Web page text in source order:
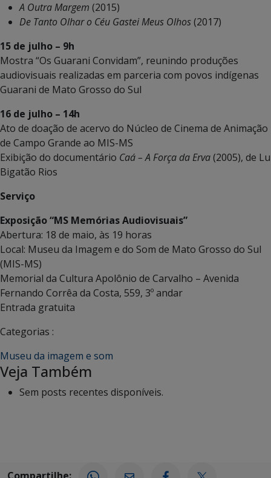
A Outra Margem (2015)
De Tanto Olhar o Céu Gastei Meus Olhos(2017)
15 de julho – 9h
Mostra “Os Guarani Convidam”, reunindo produções
audiovisuais realizadas em parceria com povos indígenas
Guarani de Mato Grosso do Sul
16 de julho – 14h
Ato de doação de acervo do Núcleo de Cinema de Animação
de Campo Grande ao MIS-MS
Exibição do documentário Caá – A Força da Erva(2005), de Lu
Bigatão Rios
Serviço
Exposição “MS Memórias Audiovisuais”
Abertura: 18 de maio, às 19 horas
Local: Museu da Imagem e do Som de Mato Grosso do Sul
(MIS-MS)
Memorial da Cultura Apolônio de Carvalho – Avenida
Fernando Corrêa da Costa, 559, 3º andar
Entrada gratuita
Categorias :
Museu da imagem e som
Veja Também
Sem posts recentes disponíveis.